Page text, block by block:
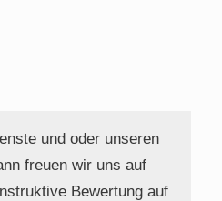
und oder unseren
freuen wir uns auf
Bewertung auf